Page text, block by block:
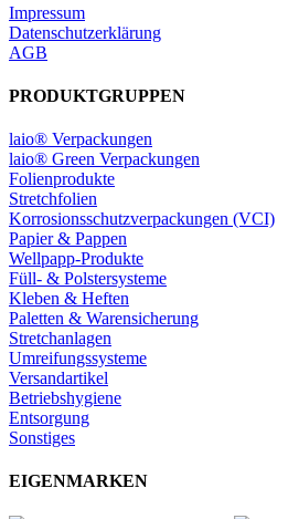
Impressum
Datenschutzerklärung
AGB
PRODUKTGRUPPEN
laio® Verpackungen
laio® Green Verpackungen
Folienprodukte
Stretchfolien
Korrosionsschutzverpackungen (VCI)
Papier & Pappen
Wellpapp-Produkte
Füll- & Polstersysteme
Kleben & Heften
Paletten & Warensicherung
Stretchanlagen
Umreifungssysteme
Versandartikel
Betriebshygiene
Entsorgung
Sonstiges
EIGENMARKEN